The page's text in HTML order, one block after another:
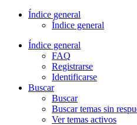
Índice general
Índice general
Índice general
FAQ
Registrarse
Identificarse
Buscar
Buscar
Buscar temas sin
Ver temas activos